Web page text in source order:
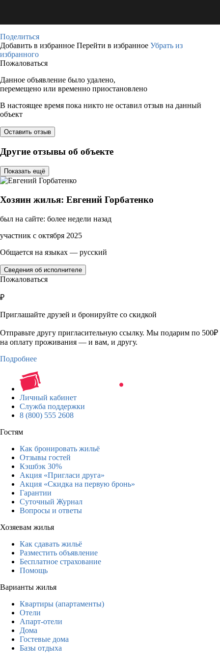
Поделиться
Добавить в избранное Перейти в избранное Убрать из
избранного
Пожаловаться
Данное объявление было удалено,
перемещено или временно приостановлено
В настоящее время пока никто не оставил отзыв на данный
объект
Оставить отзыв
Другие отзывы об объекте
Показать ещё
Хозяин жилья: Евгений Горбатенко
был на сайте: более недели назад
участник с октября 2025
Общается на языках — русский
Сведения об исполнителе
Пожаловаться
₽
Приглашайте друзей и бронируйте со скидкой
Отправьте другу пригласительную ссылку. Мы подарим по 500₽
на оплату проживания — и вам, и другу.
Подробнее
Личный кабинет
Служба поддержки
8 (800) 555 2608
Гостям
Как бронировать жильё
Отзывы гостей
Кэшбэк 30%
Акция «Пригласи друга»
Акция «Скидка на первую бронь»
Гарантии
Суточный Журнал
Вопросы и ответы
Хозяевам жилья
Как сдавать жильё
Разместить объявление
Бесплатное страхование
Помощь
Варианты жилья
Квартиры (апартаменты)
Отели
Апарт-отели
Дома
Гостевые дома
Базы отдыха